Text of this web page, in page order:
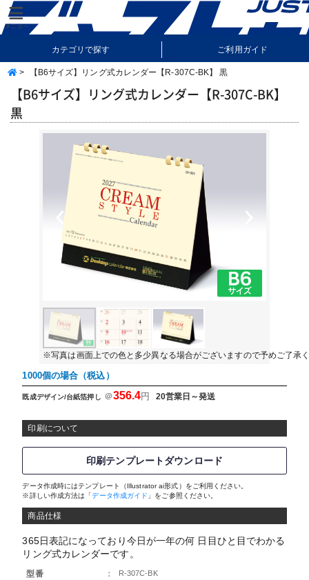
カテゴリで探す ご利用ガイド
納期・送料について よくあるご質問
> 【B6サイズ】リング式カレンダー【R-307C-BK】 黒
【B6サイズ】リング式カレンダー【R-307C-BK】
黒
Next
※写真は画面上での色と多少異なる場合がございますので予めご了承
1000個の場合（税込）
既成デザイン/台紙箔押し ＠356.4円 20営業日～発送
印刷について
印刷テンプレートダウンロード
データ作成時にはテンプレート（Illustrator ai形式）をご利用ください。
※詳しい作成方法は「データ作成ガイド 」をご参照ください。
商品仕様
365日表記になっており今日が一年の何 日目ひと目でわかる
リング式カレンダーです。
型番 ： R-307C-BK